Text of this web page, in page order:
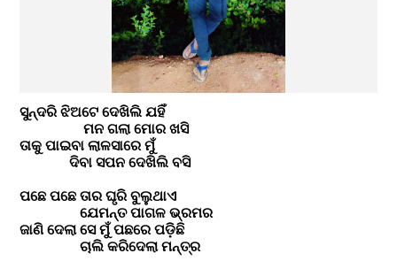
ସୁନ୍ଦରି ଝିଅଟେ ଦେଖିଲି ଯହିଁ
                  ମନ ଗଲା ମୋର ଖସି
ତାକୁ ପାଇବା ଲାଳସାରେ ମୁଁ
              ଦିବା ସପନ ଦେଖିଲି ବସି
ପଛେ ପଛେ ତାର ଘୃରି ବୁଲୁଥାଏ
                 ଯେମନ୍ତ ପାଗଳ ଭ୍ରମର
ଜାଣି ଦେଲା ସେ ମୁଁ ପଛରେ ପଡ଼ିଛି
                 ଚାଲି କରିଦେଲା ମନ୍ତ୍ର